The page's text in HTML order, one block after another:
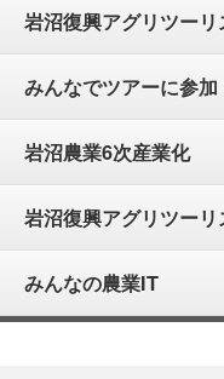
岩沼復興アグリツー
みんなでツアーに参加
岩沼農業6次産業化
岩沼復興アグリツーリ
みんなの農業IT